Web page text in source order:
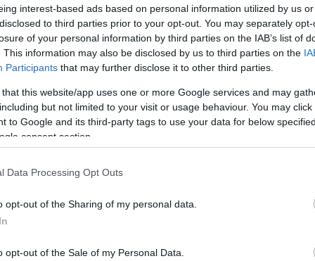
interest-based ads based on personal information utilized by us
to third parties prior to your opt-out. You may separately
of your personal information by third parties on the IAB’s list of
This information may also be disclosed by us to third parties on the
Participants that may further disclose it to other third parties.
that this website/app uses one or more Google services and may
but not limited to your visit or usage behaviour. You may
to Google and its third-party tags to use your data for below
consent section.
Data Processing Opt Outs
opt-out of the Sharing of my personal data.
opt-out of the Sale of my Personal Data.
και έχουν αποκτήσει μια
συνάντησε ο
λογαριασμό του περιοδικού
σε σπάνιες αποκαλύψεις